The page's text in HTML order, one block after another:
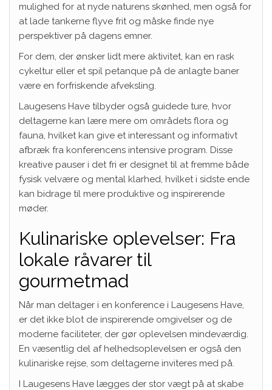
mulighed for at nyde naturens skønhed, men også for
at lade tankerne flyve frit og måske finde nye
perspektiver på dagens emner.
For dem, der ønsker lidt mere aktivitet, kan en rask
cykeltur eller et spil petanque på de anlagte baner
være en forfriskende afveksling.
Laugesens Have tilbyder også guidede ture, hvor
deltagerne kan lære mere om områdets flora og
fauna, hvilket kan give et interessant og informativt
afbræk fra konferencens intensive program. Disse
kreative pauser i det fri er designet til at fremme både
fysisk velvære og mental klarhed, hvilket i sidste ende
kan bidrage til mere produktive og inspirerende
møder.
Kulinariske oplevelser: Fra
lokale råvarer til
gourmetmad
Når man deltager i en konference i Laugesens Have,
er det ikke blot de inspirerende omgivelser og de
moderne faciliteter, der gør oplevelsen mindeværdig.
En væsentlig del af helhedsoplevelsen er også den
kulinariske rejse, som deltagerne inviteres med på.
I Laugesens Have lægges der stor vægt på at skabe